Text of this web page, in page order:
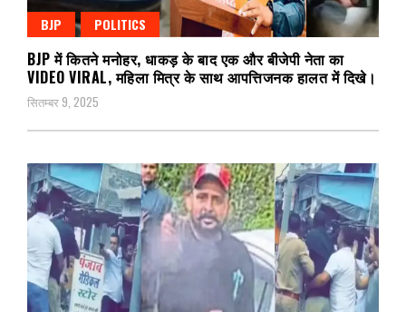
BJP POLITICS
BJP में कितने मनोहर, धाकड़ के बाद एक और बीजेपी नेता का
VIDEO VIRAL, महिला मित्र के साथ आपत्तिजनक हालत में दिखे।
सितम्बर 9, 2025